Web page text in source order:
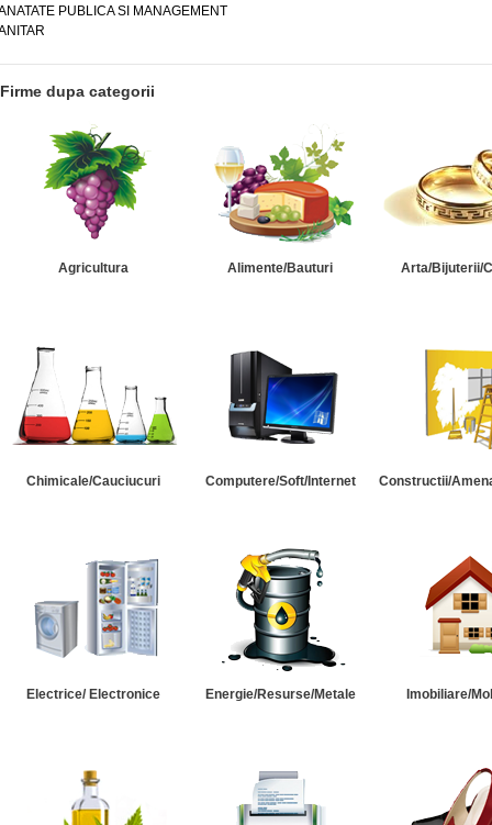
PUBLICA SI MANAGEMENT
Firme dupa categorii
Agricultura Alimente/Bauturi Arta/Bijuterii/
Chimicale/Cauciucuri Computere/Soft/Internet Constructii/
Electrice/ Electronice Energie/Resurse/Metale Imobiliare/